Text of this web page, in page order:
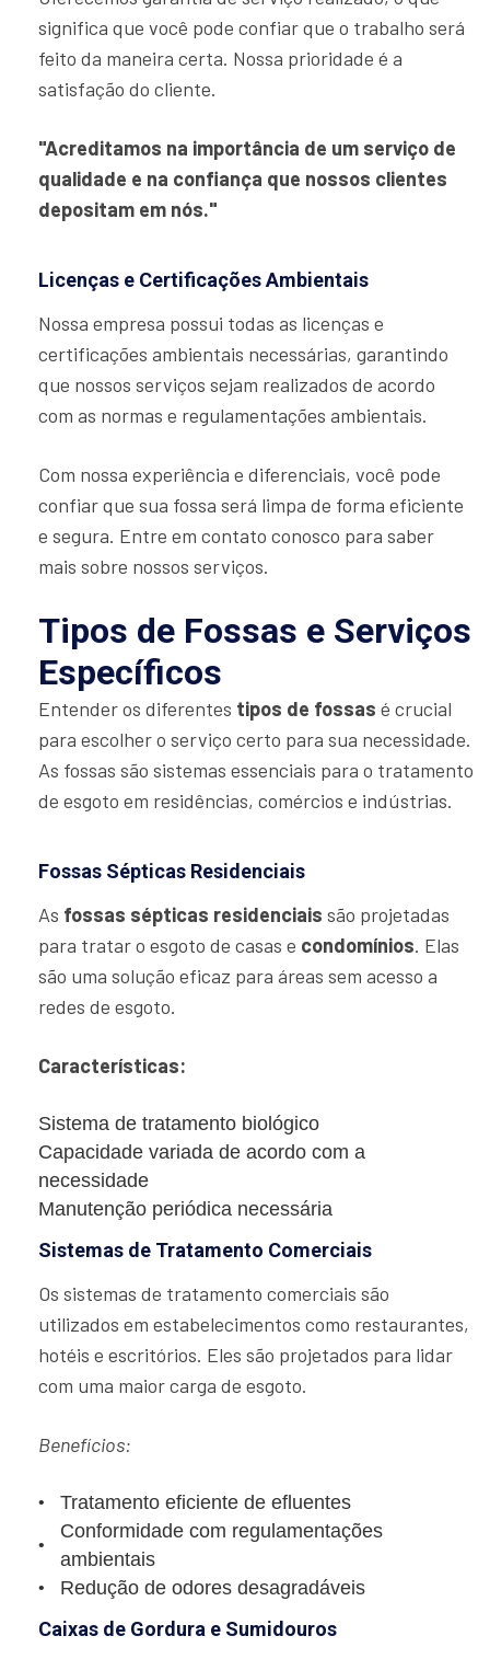
significa que você pode confiar que o trabalho será
feito da maneira certa. Nossa prioridade é a
satisfação do cliente.
"Acreditamos na importância de um serviço de
qualidade e na confiança que nossos clientes
depositam em nós."
Licenças e Certificações Ambientais
Nossa empresa possui todas as licenças e
certificações ambientais necessárias, garantindo
que nossos serviços sejam realizados de acordo
com as normas e regulamentações ambientais.
Com nossa experiência e diferenciais, você pode
confiar que sua fossa será limpa de forma eficiente
e segura. Entre em contato conosco para saber
mais sobre nossos serviços.
Tipos de Fossas e Serviços
Específicos
Entender os diferentes tipos de fossas é crucial
para escolher o serviço certo para sua necessidade.
As fossas são sistemas essenciais para o tratamento
de esgoto em residências, comércios e indústrias.
Fossas Sépticas Residenciais
As fossas sépticas residenciais são projetadas
para tratar o esgoto de casas e condomínios. Elas
são uma solução eficaz para áreas sem acesso a
redes de esgoto.
Características:
Sistema de tratamento biológico
Capacidade variada de acordo com a
necessidade
Manutenção periódica necessária
Sistemas de Tratamento Comerciais
Os sistemas de tratamento comerciais são
utilizados em estabelecimentos como restaurantes,
hotéis e escritórios. Eles são projetados para lidar
com uma maior carga de esgoto.
Benefícios:
Tratamento eficiente de efluentes
Conformidade com regulamentações
ambientais
Redução de odores desagradáveis
Caixas de Gordura e Sumidouros